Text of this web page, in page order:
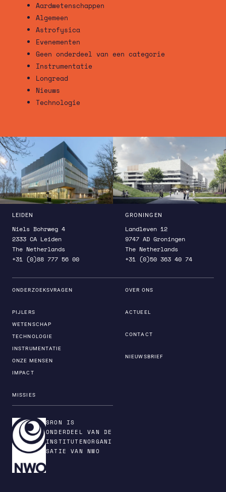
Aardwetenschappen
Algemeen
Astrofysica
Evenementen
Geen onderdeel van een categorie
Instrumentatie
Longread
Nieuws
Technologie
LEIDEN
Niels Bohrweg 4
2333 CA Leiden
The Netherlands
+31 (0)88 777 56 00
GRONINGEN
Landleven 12
9747 AD Groningen
The Netherlands
+31 (0)50 363 40 74
ONDERZOEKSVRAGEN
PIJLERS
WETENSCHAP
TECHNOLOGIE
INSTRUMENTATIE
ONZE MENSEN
IMPACT
MISSIES
OVER ONS
ACTUEEL
CONTACT
NIEUWSBRIEF
SRON IS
ONDERDEEL VAN DE
INSTITUTENORGANI
SATIE VAN NWO